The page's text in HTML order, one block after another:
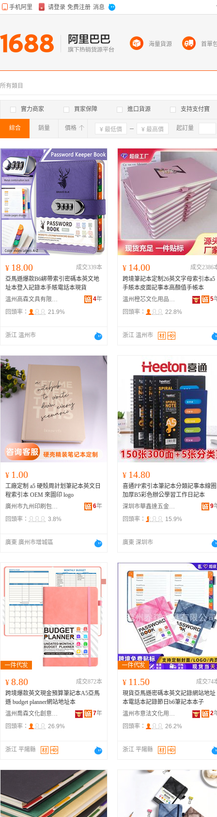
所有類目
實力商家 買家保障 進口貨源 支持支付寶
綜合 銷量 價格 確定 起訂量
¥ 18.00
成交339本
亞馬遜爆款B6綁帶索引密碼本英文地
址本登入記錄本手賬電話本現貨
溫州高森文具有限公司
4年
回頭率：
21.9%
浙江 溫州市
¥ 14.00
成交2386
跨境筆記本定制26英文字母索引本a5
手賬本皮面記事本高顏值手帳本
溫州橙芯文化用品有限公司
5
回頭率：
22.8%
浙江 溫州市
¥ 1.00
工廠定制 a5 硬殼周計划筆記本英文日
程索引本 OEM 來圖印 logo
廣州市九州印刷包裝有限公司
6年
回頭率：
3.8%
廣東 廣州市增城區
¥ 14.80
喜通PP索引本筆記本分類記事本線圈
加厚B5彩色辦公學習工作日記本
深圳市華鑫達五金制品有限公司
9
回頭率：
15.9%
廣東 深圳市
¥ 8.80
成交872本
跨境爆款英文現金預算筆記本A5亞馬
遜 budget planner網站地址本
溫州喬森文化創意有限公司
7年
回頭率：
26.9%
浙江 平陽縣
¥ 11.50
成交74
現貨亞馬遜密碼本英文記錄網站地址
本電話本記錄節日b6筆記本本子
溫州市意法文化用品有限公司
2
回頭率：
26.2%
浙江 平陽縣
海量貨源 首單